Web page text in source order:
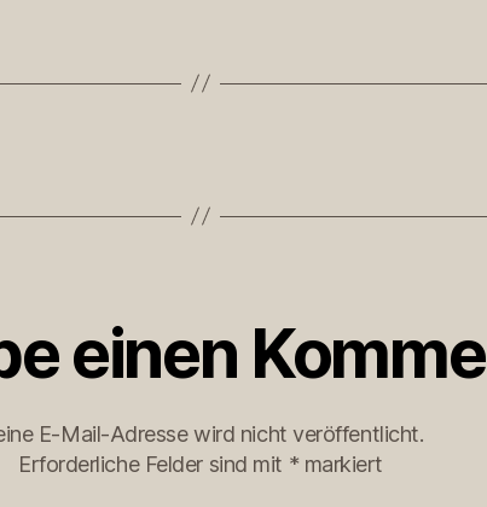
einen
E-Mail-Adresse wird nicht veröffentlicht.
Erforderliche Felder sind mit * markiert